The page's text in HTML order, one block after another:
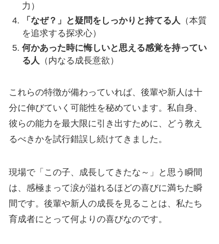
力）
「なぜ？」と疑問をしっかりと持てる人
（本質
を追求する探求心）
何かあった時に悔しいと思える感覚を持ってい
る人 （内なる成長意欲）
これらの特徴が備わっていれば、後輩や新人は十
分に伸びていく可能性を秘めています。私自身、
彼らの能力を最大限に引き出すために、どう教え
るべきかを試行錯誤し続けてきました。
現場で「この子、成長してきたな～」と思う瞬間
は、感極まって涙が溢れるほどの喜びに満ちた瞬
間です。後輩や新人の成長を見ることは、私たち
育成者にとって何よりの喜びなのです。